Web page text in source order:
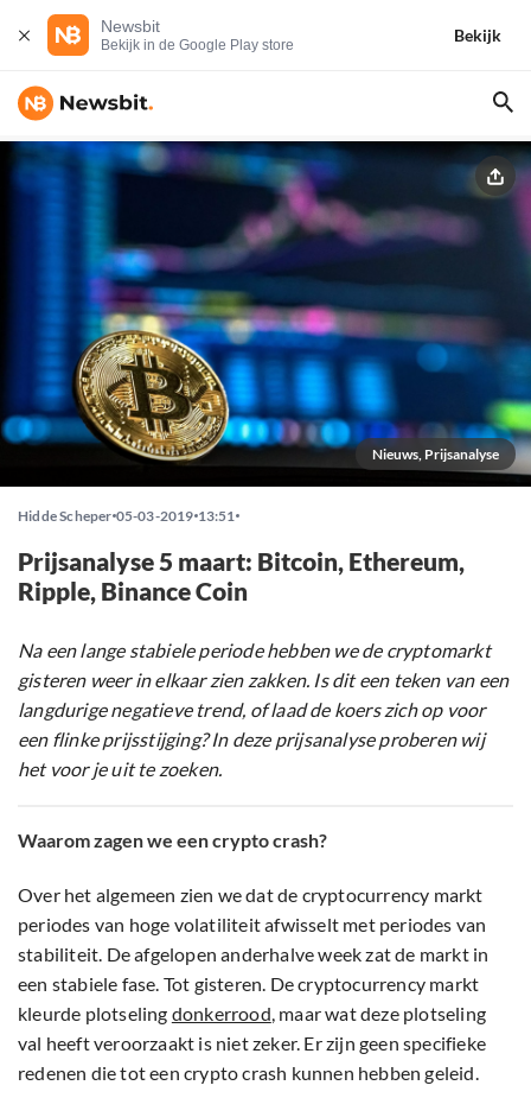
Newsbit
Bekijk in de Google Play store
Bekijk
Nieuws, Prijsanalyse
Hidde Scheper 05-03-2019 13:51
Prijsanalyse 5 maart: Bitcoin, Ethereum,
Ripple, Binance Coin
Na een lange stabiele periode hebben we de cryptomarkt
gisteren weer in elkaar zien zakken. Is dit een teken van een
langdurige negatieve trend, of laad de koers zich op voor
een flinke prijsstijging? In deze prijsanalyse proberen wij
het voor je uit te zoeken.
Waarom zagen we een crypto crash?
Over het algemeen zien we dat de cryptocurrency markt
periodes van hoge volatiliteit afwisselt met periodes van
stabiliteit. De afgelopen anderhalve week zat de markt in
een stabiele fase. Tot gisteren. De cryptocurrency markt
kleurde plotseling donkerrood, maar wat deze plotseling
val heeft veroorzaakt is niet zeker. Er zijn geen specifieke
redenen die tot een crypto crash kunnen hebben geleid.